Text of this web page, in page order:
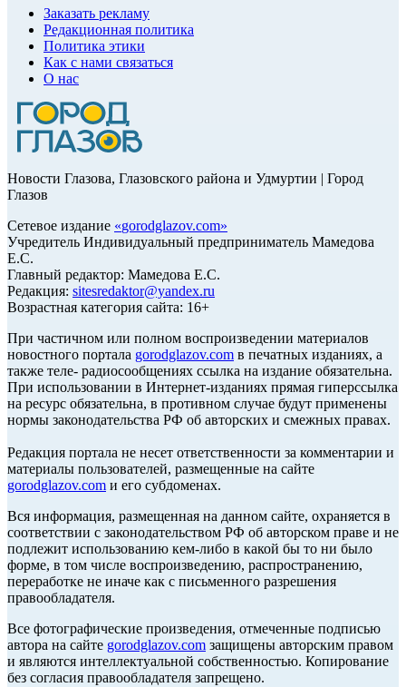
Заказать рекламу
Редакционная политика
Политика этики
Как с нами связаться
О нас
Новости Глазова, Глазовского района и Удмуртии | Город
Глазов
Сетевое издание «gorodglazov.com»
Учредитель Индивидуальный предприниматель Мамедова
Е.С.
Главный редактор: Мамедова Е.С.
Редакция: sitesredaktor@yandex.ru
Возрастная категория сайта: 16+
При частичном или полном воспроизведении материалов
новостного портала gorodglazov.com в печатных изданиях, а
также теле- радиосообщениях ссылка на издание обязательна.
При использовании в Интернет-изданиях прямая гиперссылка
на ресурс обязательна, в противном случае будут применены
нормы законодательства РФ об авторских и смежных правах.
Редакция портала не несет ответственности за комментарии и
материалы пользователей, размещенные на сайте
gorodglazov.com и его субдоменах.
Вся информация, размещенная на данном сайте, охраняется в
соответствии с законодательством РФ об авторском праве и не
подлежит использованию кем-либо в какой бы то ни было
форме, в том числе воспроизведению, распространению,
переработке не иначе как с письменного разрешения
правообладателя.
Все фотографические произведения, отмеченные подписью
автора на сайте gorodglazov.com защищены авторским правом
и являются интеллектуальной собственностью. Копирование
без согласия правообладателя запрещено.